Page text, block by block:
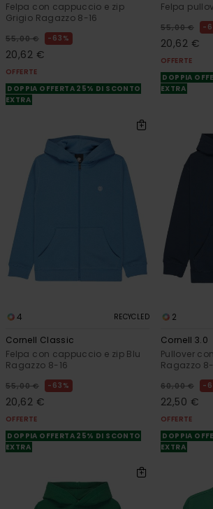
Felpa con cappuccio e zip
Grigio Ragazzo 8-16
55,00 € 63%
20,62 €
OFFERTE
DOPPIA OFFERTA 25% DI SCONTO
EXTRA
Felpa
55,00 €
20,62 €
OFFERTE
DOPPIA
EXTRA
4 RECYCLED
Cornell Classic
Felpa con cappuccio e zip Blu
Ragazzo 8-16
55,00 € 63%
20,62 €
OFFERTE
DOPPIA OFFERTA 25% DI SCONTO
EXTRA
2
Cornell 3.0
Pullover
Ragazzo
60,00 €
22,50 €
OFFERTE
DOPPIA
EXTRA